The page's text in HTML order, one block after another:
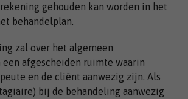
gehouden kan worden in het
behandelplan.
zal over het algemeen
een afgescheiden ruimte waarin
en de cliënt aanwezig zijn. Als
bij de behandeling aanwezig